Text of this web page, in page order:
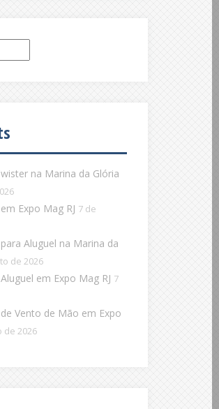
na Marina da Glória
Expo Mag RJ 7 de
Aluguel na Marina da
de 2026
em Expo Mag RJ 7
Vento de Mão em Expo
de 2026